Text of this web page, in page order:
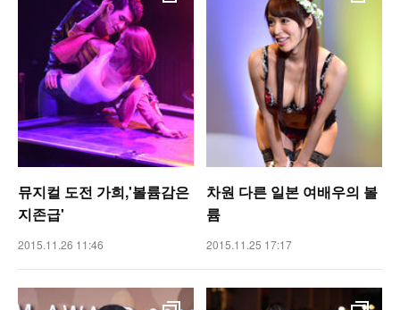
뮤지컬 도전 가희,'볼륨감은
지존급'
2015.11.26 11:46
차원 다른 일본 여배우의 볼
륨
2015.11.25 17:17